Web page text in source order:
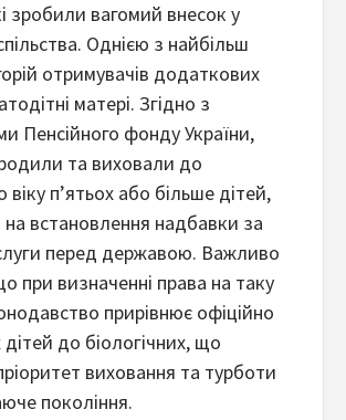
зробили вагомий внесок у
Однією з найбільш
отримувачів додаткових
матері. Згідно з
Пенсійного фонду України,
та виховали до
віку п’ятьох або більше дітей,
встановлення надбавки за
перед державою. Важливо
при визначенні права на таку
прирівнює офіційно
до біологічних, що
виховання та турботи
покоління.